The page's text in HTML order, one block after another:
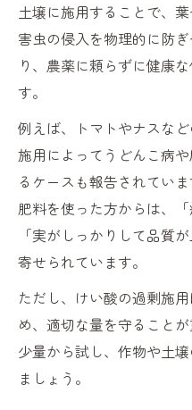
土壌に施用することで、
害虫の侵入を物理的に防
り、農薬に頼らずに健康
す。
例えば、トマトやナスな
施用によってうどんこ病
るケースも報告されてい
肥料を使った方からは、
「実がしっかりして品質
寄せられています。
ただし、けい酸の過剰施
め、適切な量を守ること
少量から試し、作物や土
ましょう。